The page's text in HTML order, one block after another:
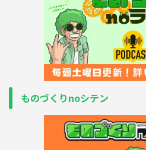
ものづくりnoシテン